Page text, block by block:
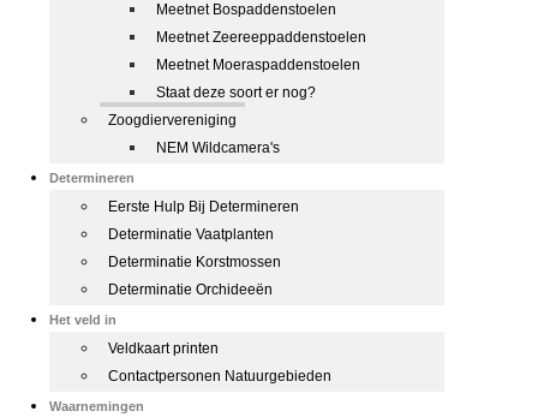
Meetnet Bospaddenstoelen
Meetnet Zeereeppaddenstoelen
Meetnet Moeraspaddenstoelen
Staat deze soort er nog?
Zoogdiervereniging
NEM Wildcamera's
Determineren
Eerste Hulp Bij Determineren
Determinatie Vaatplanten
Determinatie Korstmossen
Determinatie Orchideeën
Het veld in
Veldkaart printen
Contactpersonen Natuurgebieden
Waarnemingen